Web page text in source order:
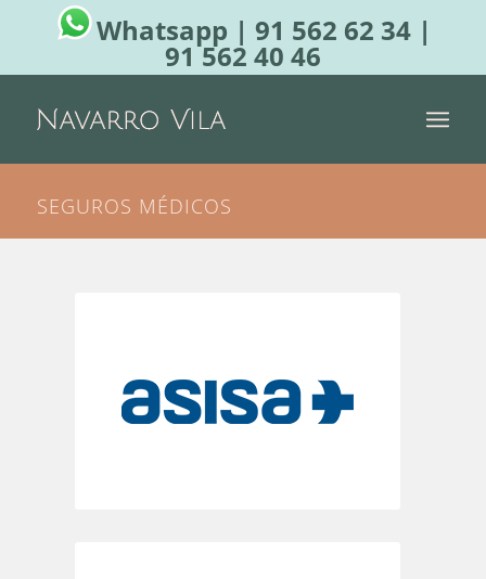
Whatsapp |91 562 62 34 |
91 562 40 46
SEGUROS MÉDICOS